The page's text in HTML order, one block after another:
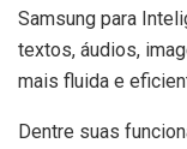
Samsung para
textos, áudios,
mais fluida e
Dentre suas